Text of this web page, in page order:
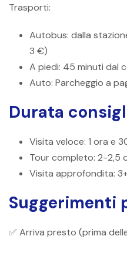
Trasporti:
Autobus: dalla
3 €)
A piedi: 45 minuti dal
Auto: Parcheggio a
Durata
Visita veloce: 1 ora e
Tour completo: 2-2,5
Visita approfondita:
Suggerimenti
✅ Arriva presto (prima